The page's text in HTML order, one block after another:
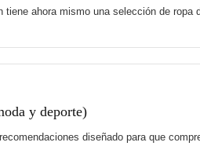
ahora mismo una selección de ropa
y deporte)
diseñado para que